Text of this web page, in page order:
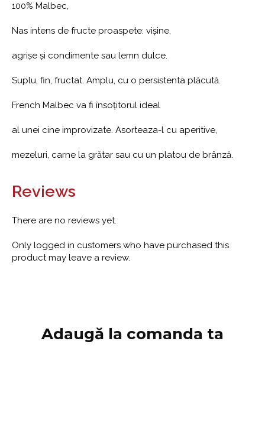
100% Malbec,
Nas intens de fructe proaspete: vișine,
agrișe și condimente sau lemn dulce.
Suplu, fin, fructat. Amplu, cu o persistenta plăcută.
French Malbec va fi însoțitorul ideal
al unei cine improvizate. Asorteaza-l cu aperitive,
mezeluri, carne la grătar sau cu un platou de brânză.
Reviews
There are no reviews yet.
Only logged in customers who have purchased this
product may leave a review.
Adaugă la comanda ta